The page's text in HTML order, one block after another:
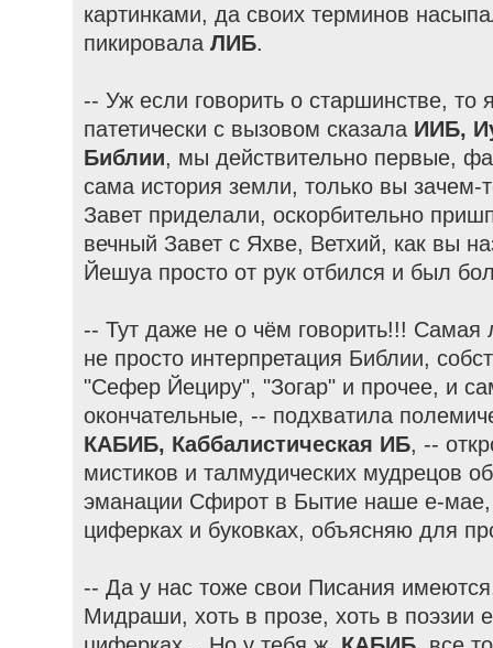
картинками, да своих терминов
пикировалаЛИБ.
-- Уж если говорить о старшинстве, то
патетически с вызовом сказала ИИБ,
Библии, мы действительно первые,
сама история земли, только вы
Завет приделали, оскорбительно
вечный Завет с Яхве, Ветхий, как вы
Йешуа просто от рук отбился и был
-- Тут даже не о чём говорить!!!
не просто интерпретация Библии,
"Сефер Йециру", "Зогар" и прочее, и
окончательные, -- подхватила
КАБИБ, Каббалистическая ИБ, --
мистиков и талмудических мудрецов
эманации Сфирот в Бытие наше е-мае,
циферках и буковках, объясняю для
-- Да у нас тоже свои Писания
Мидраши, хоть в прозе, хоть в поэзии